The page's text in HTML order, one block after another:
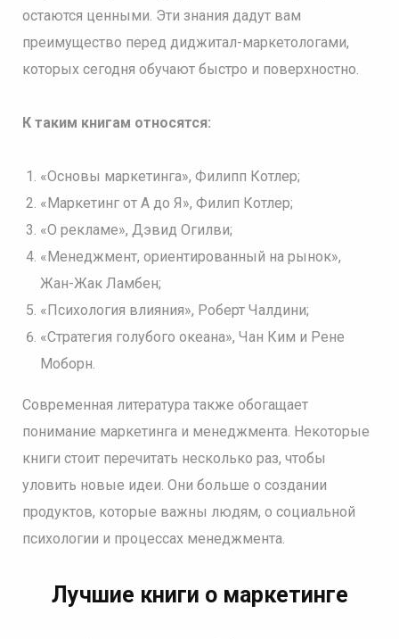
остаются ценными. Эти знания дадут вам
преимущество перед диджитал-маркетологами,
которых сегодня обучают быстро и поверхностно.
К таким книгам относятся:
«Основы маркетинга», Филипп Котлер;
«Маркетинг от А до Я», Филип Котлер;
«О рекламе», Дэвид Огилви;
«Менеджмент, ориентированный на рынок»,
Жан-Жак Ламбен;
«Психология влияния», Роберт Чалдини;
«Стратегия голубого океана», Чан Ким и Рене
Моборн.
Современная литература также обогащает
понимание маркетинга и менеджмента. Некоторые
книги стоит перечитать несколько раз, чтобы
уловить новые идеи. Они больше о создании
продуктов, которые важны людям, о социальной
психологии и процессах менеджмента.
Лучшие книги о маркетинге